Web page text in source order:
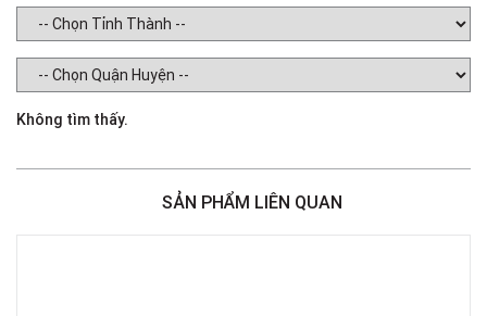
Không tìm thấy.
SẢN PHẨM LIÊN QUAN